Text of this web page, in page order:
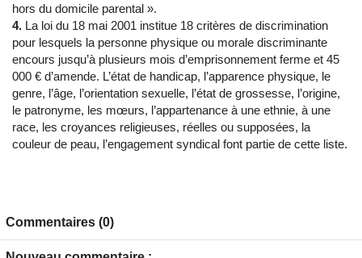
hors du domicile parental ».
4. La loi du 18 mai 2001 institue 18 critères de discrimination
pour lesquels la personne physique ou morale discriminante
encours jusqu’à plusieurs mois d’emprisonnement ferme et 45
000 € d’amende. L’état de handicap, l’apparence physique, le
genre, l’âge, l’orientation sexuelle, l’état de grossesse, l’origine,
le patronyme, les mœurs, l’appartenance à une ethnie, à une
race, les croyances religieuses, réelles ou supposées, la
couleur de peau, l’engagement syndical font partie de cette liste.
Commentaires (0)